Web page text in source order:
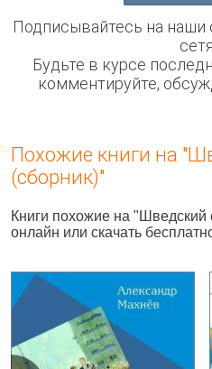
Подписывайтесь на
Будьте в курсе
комментируйте,
Похожие книги на
(сборник)"
Книги похожие на "Шведский
онлайн или скачать